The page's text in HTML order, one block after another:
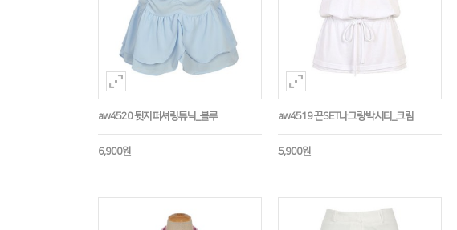
aw4520 뒷지퍼셔링튜닉_블루
6,900원
aw4519 끈SET나그랑박시티_크림
5,900원